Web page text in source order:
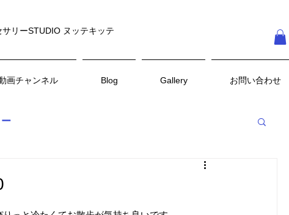
サリーSTUDIO ヌッテキッテ
画チャンネル Blog Gallery お問い合わせ